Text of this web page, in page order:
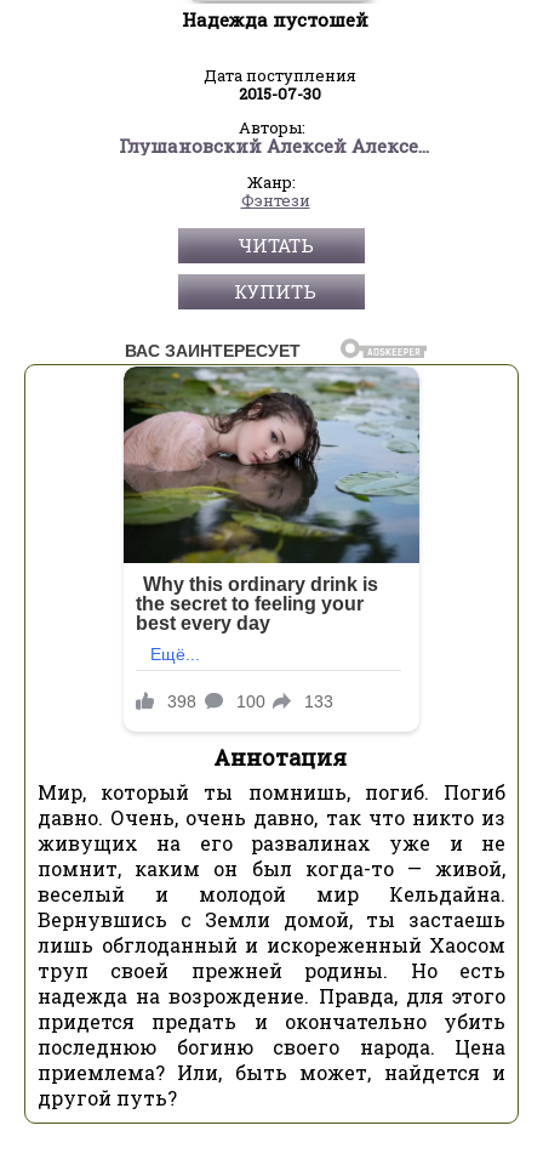
Надежда пустошей
Дата поступления
2015-07-30
Авторы:
Глушановский Алексей Алексеевич
Жанр:
Фэнтези
ЧИТАТЬ
КУПИТЬ
Аннотация
Мир, который ты помнишь, погиб. Погиб
давно. Очень, очень давно, так что никто из
живущих на его развалинах уже и не
помнит, каким он был когда-то — живой,
веселый и молодой мир Кельдайна.
Вернувшись с Земли домой, ты застаешь
лишь обглоданный и искореженный Хаосом
труп своей прежней родины. Но есть
надежда на возрождение. Правда, для этого
придется предать и окончательно убить
последнюю богиню своего народа. Цена
приемлема? Или, быть может, найдется и
другой путь?